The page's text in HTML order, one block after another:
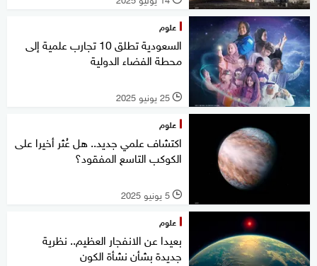
علوم
السعودية تطلق 10 تجارب علمية إلى
محطة الفضاء الدولية
l 25 يونيو 2025
علوم
اكتشاف علمي جديد.. هل عُثر أخيرا على
الكوكب التاسع المفقود؟
l 5 يونيو 2025
علوم
بعيدا عن الانفجار العظيم.. نظرية
جديدة بشأن نشأة الكون